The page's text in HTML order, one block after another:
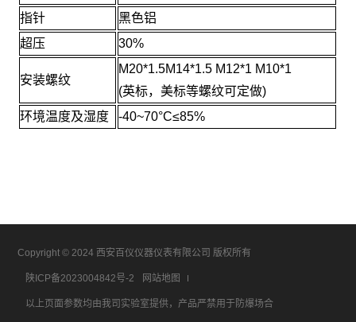
指针
黑色铝
超压
30%
安装螺纹
M20*1.5M14*1.5 M12*1 M10*1
(英标，美标等螺纹可定做)
环境温度及湿度
-40~70°C≤85%
Copyright © 2024 西安百仪仪器仪表有限公司 版权所有
陕ICP备2023004842号-2 网站地图
以上页面参数均由我司实验室提供，产品严禁用于防爆场合